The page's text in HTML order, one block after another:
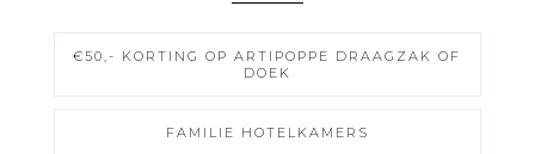
€50,- KORTING OP ARTIPOPPE DRAAGZAK OF
DOEK
FAMILIE HOTELKAMERS